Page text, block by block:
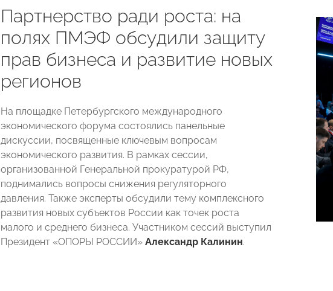
Партнерство ради роста: на
полях ПМЭФ обсудили защиту
прав бизнеса и развитие новых
регионов
На площадке Петербургского международного
экономического форума состоялись панельные
дискуссии, посвященные ключевым вопросам
экономического развития. В рамках сессии,
организованной Генеральной прокуратурой РФ,
поднимались вопросы снижения регуляторного
давления. Также эксперты обсудили тему комплексного
развития новых субъектов России как точек роста
малого и среднего бизнеса. Участником сессий выступил
Президент «ОПОРЫ РОССИИ» Александр Калинин.